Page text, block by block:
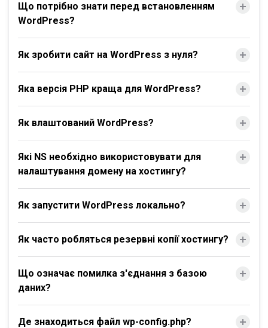
Що потрібно знати перед встановленням
WordPress?
Як зробити сайт на WordPress з нуля?
Яка версія PHP краща для WordPress?
Як влаштований WordPress?
Які NS необхідно використовувати для
налаштування домену на хостингу?
Як запустити WordPress локально?
Як часто робляться резервні копії хостингу?
Що означає помилка з'єднання з базою
даних?
Де знаходиться файл wp-config.php?